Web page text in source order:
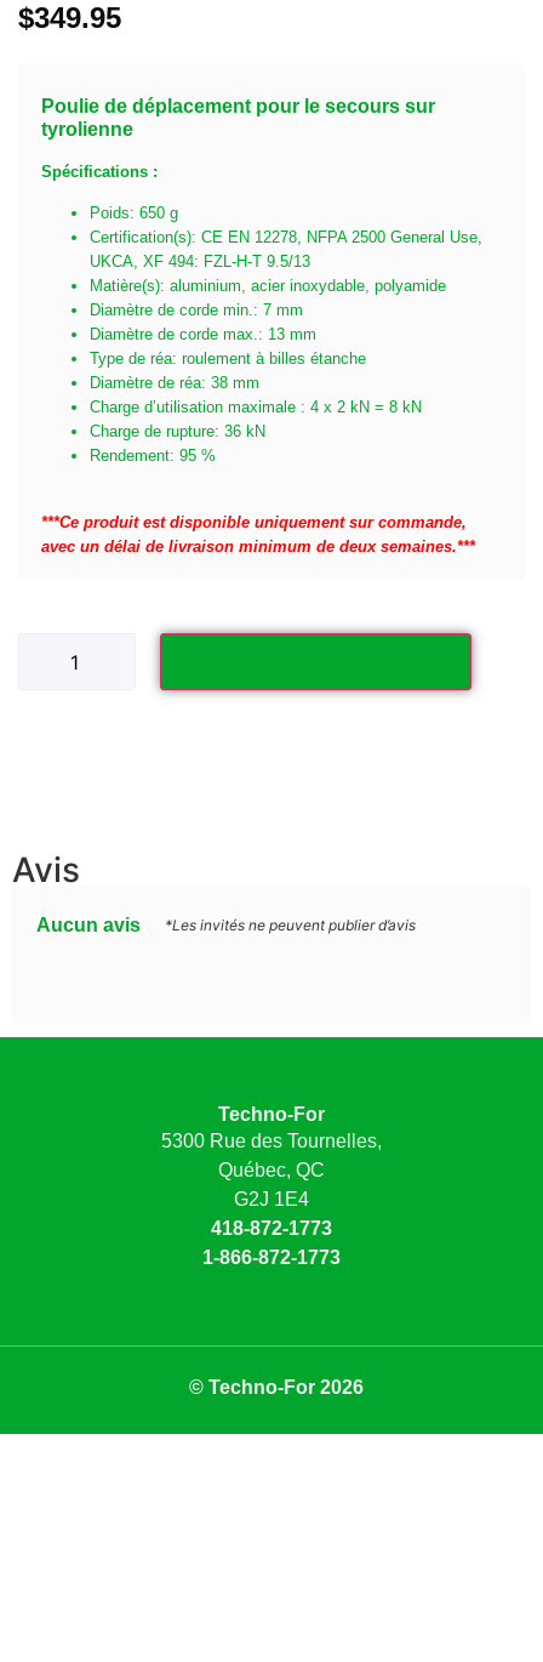
$349.95
Poulie de déplacement pour le secours sur
tyrolienne
Spécifications :
Poids: 650 g
Certification(s): CE EN 12278, NFPA 2500 General Use,
UKCA, XF 494: FZL-H-T 9.5/13
Matière(s): aluminium, acier inoxydable, polyamide
Diamètre de corde min.: 7 mm
Diamètre de corde max.: 13 mm
Type de réa: roulement à billes étanche
Diamètre de réa: 38 mm
Charge d’utilisation maximale : 4 x 2 kN = 8 kN
Charge de rupture: 36 kN
Rendement: 95 %
***Ce produit est disponible uniquement sur commande,
avec un délai de livraison minimum de deux semaines.***
Avis
Aucun avis *Les invités ne peuvent publier d’avis
Techno-For
5300 Rue des Tournelles,
Québec, QC
G2J 1E4
418-872-1773
1-866-872-1773
© Techno-For 2026